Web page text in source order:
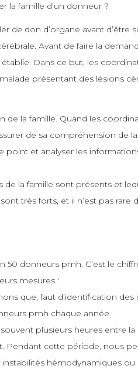
la famille d’un donneur ?
de don d’organe avant d’être
Avant de faire la
Dans ce but, les
présentant des lésions
la famille. Quand les
de sa compréhension de la
point et analyser les
la famille sont présents et
très forts, et il n’est pas rare
50 donneurs pmh. C’est le
mesures :
que, faut d’identification des
pmh chaque année.
plusieurs heures entre la
Pendant cette période, nous
instabilités hémodynamiques ou